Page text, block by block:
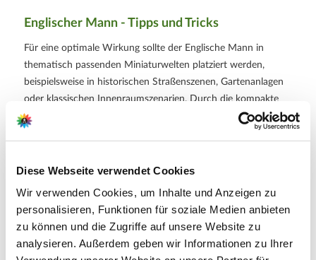
Diese Webseite verwendet Cookies
Wir verwenden Cookies, um Inhalte und Anzeigen zu
personalisieren, Funktionen für soziale Medien anbieten
zu können und die Zugriffe auf unsere Website zu
analysieren. Außerdem geben wir Informationen zu Ihrer
Englischer Mann - Tipps und Tricks
Für eine optimale Wirkung sollte der Englische Mann in
thematisch passenden Miniaturwelten platziert werden,
beispielsweise in historischen Straßenszenen, Gartenanlagen
oder klassischen Innenraumszenarien. Durch die kompakte
Größe lässt sich die Figur flexibel in bestehende
Arrangements integrieren. Eine stabile, ebene Unterlage sorgt
Dioramen. Zur besseren optischen Wirkung empfiehlt sich
Gebäudeelementen oder Accessoires aus der gleichen
Maßstabswelt, um eine stimmige Gesamtszene zu erzeugen.
Weitere Informationen